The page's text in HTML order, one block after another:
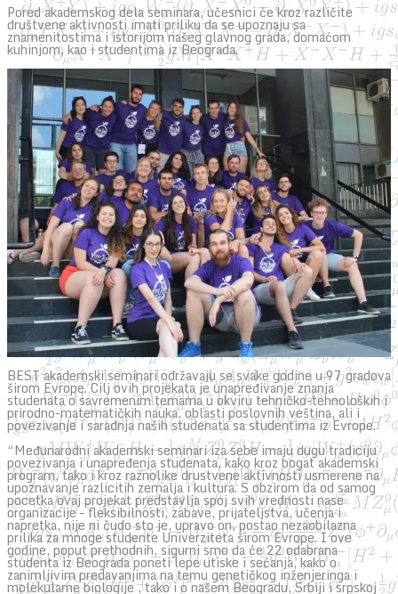
Pored akademskog dela seminara, učesnici će kroz različite
društvene aktivnosti imati priliku da se upoznaju sa
znamenitostima i istorijom našeg glavnog grada, domaćom
kuhinjom, kao i studentima iz Beograda.
BEST akademski seminari održavaju se svake godine u 97 gradova
širom Evrope. Cilj ovih projekata je unapređivanje znanja
studenata o savremenim temama u okviru tehničko-tehnoloških i
prirodno-matematičkih nauka, oblasti poslovnih veština, ali i
povezivanje i saradnja naših studenata sa studentima iz Evrope.
“Međunarodni akademski seminari iza sebe imaju dugu tradiciju
povezivanja i unapređenja studenata, kako kroz bogat akademski
program, tako i kroz raznolike drustvene aktivnosti usmerene na
upoznavanje razlicitih zemalja i kultura. S obzirom da od samog
pocetka ovaj projekat predstavlja spoj svih vrednosti nase
organizacije – fleksibilnosti, zabave, prijateljstva, učenja i
napretka, nije ni čudo sto je, upravo on, postao nezaobilazna
prilika za mnoge studente Univerziteta širom Evrope. I ove
godine, poput prethodnih, sigurni smo da će 22 odabrana
studenta iz Beograda poneti lepe utiske i sećanja, kako o
zanimljivim predavanjima na temu genetičkog inženjeringa i
molekularne biologije , tako i o našem Beogradu, Srbiji i srpskoj